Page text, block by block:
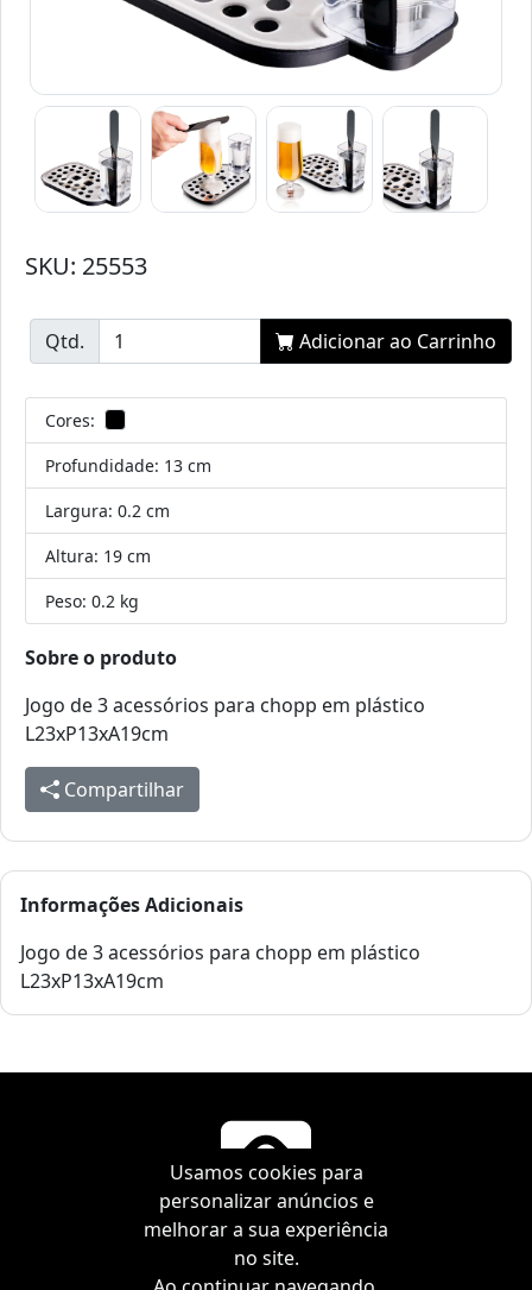
SKU: 25553
Qtd. Adicionar ao Carrinho
Cores:
Profundidade: 13 cm
Largura: 0.2 cm
Altura: 19 cm
Peso: 0.2 kg
Sobre o produto
Jogo de 3 acessórios para chopp em plástico
L23xP13xA19cm
Compartilhar
Informações Adicionais
Jogo de 3 acessórios para chopp em plástico
L23xP13xA19cm
Usamos cookies para
personalizar anúncios e
melhorar a sua experiência
no site.